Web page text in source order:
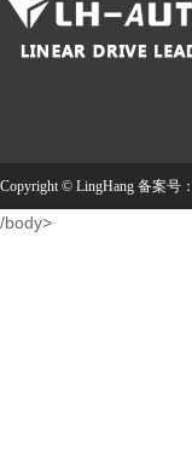
Copyright © LingHang 备案号：
/body>